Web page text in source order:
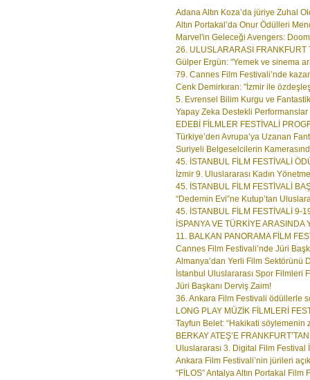
Adana Altın Koza’da jüriye Zuhal
Altın Portakal’da Onur Ödülleri
Marvel'in Geleceği Avengers:
26. ULUSLARARASI FRANKFURT
Gülper Ergün: "Yemek ve sinema
79. Cannes Film Festivali’nde
Cenk Demirkıran: "İzmir ile
5. Evrensel Bilim Kurgu ve
Yapay Zeka Destekli Performanslar
EDEBİ FİLMLER FESTİVALİ
Türkiye’den Avrupa’ya Uzanan
Suriyeli Belgeselcilerin
45. İSTANBUL FİLM FESTİVALİ
İzmir 9. Uluslararası Kadın
45. İSTANBUL FİLM FESTİVALİ
“Dedemin Evi”ne Kutup’tan
45. İSTANBUL FİLM FESTİVALİ 9-
İSPANYA VE TÜRKİYE ARASINDA
11. BALKAN PANORAMA FİLM
Cannes Film Festivali’nde Jüri
Almanya’dan Yerli Film Sektörünü
İstanbul Uluslararası Spor Filmleri
Jüri Başkanı Derviş Zaim!
36. Ankara Film Festivali ödüllerle
LONG PLAY MÜZİK FİLMLERİ
Tayfun Belet: “Hakikati söylemenin
BERKAY ATEŞ’E
Uluslararası 3. Digital Film Festival
Ankara Film Festivali’nin jürileri
“FİLOS” Antalya Altın Portakal Film